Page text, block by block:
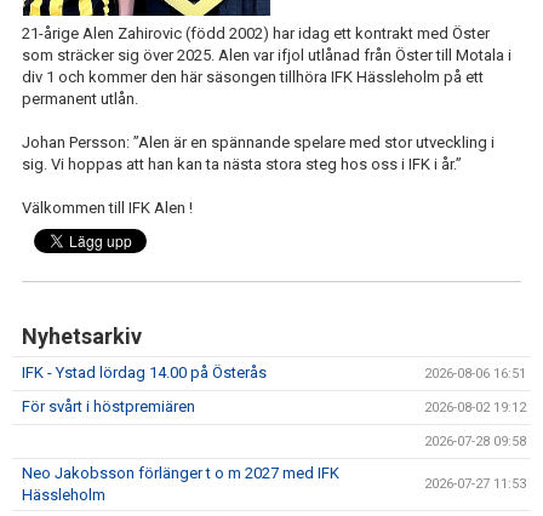
21-årige Alen Zahirovic (född 2002) har idag ett kontrakt med Öster
som sträcker sig över 2025. Alen var ifjol utlånad från Öster till Motala i
div 1 och kommer den här säsongen tillhöra IFK Hässleholm på ett
permanent utlån.
Johan Persson: ”Alen är en spännande spelare med stor utveckling i
sig. Vi hoppas att han kan ta nästa stora steg hos oss i IFK i år.”
Välkommen till IFK Alen !
Nyhetsarkiv
IFK - Ystad lördag 14.00 på Österås 2026-08-06 16:51
För svårt i höstpremiären 2026-08-02 19:12
2026-07-28 09:58
Neo Jakobsson förlänger t o m 2027 med IFK
Hässleholm
2026-07-27 11:53